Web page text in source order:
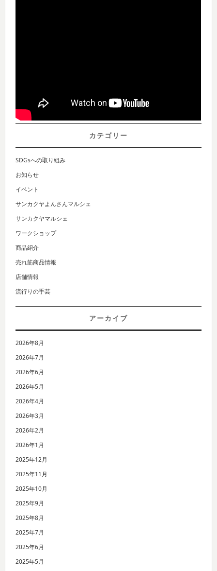
カテゴリー
SDGsへの取り組み
お知らせ
イベント
サンカクヤよんさんマルシェ
サンカクヤマルシェ
ワークショップ
商品紹介
売れ筋商品情報
店舗情報
流行りの手芸
アーカイブ
2026年8月
2026年7月
2026年6月
2026年5月
2026年4月
2026年3月
2026年2月
2026年1月
2025年12月
2025年11月
2025年10月
2025年9月
2025年8月
2025年7月
2025年6月
2025年5月